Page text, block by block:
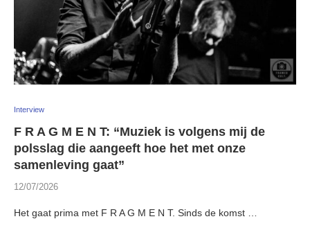
Interview
F R A G M E N T: “Muziek is volgens mij de
polsslag die aangeeft hoe het met onze
samenleving gaat”
12/07/2026
Het gaat prima met F R A G M E N T. Sinds de komst …